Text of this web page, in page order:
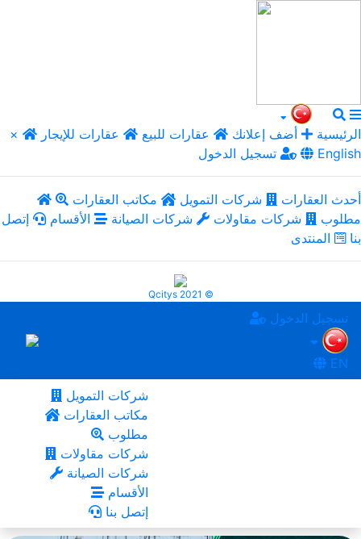
× الرئيسية أضف إعلانك عقارات للبيع
عقارات للإيجار
تسجيل الدخول
English
أحدث العقارات شركات التمويل
مكاتب العقارات
مطلوب
شركات مقاولات شركات الصيانة الأقسام
إتصل
بنا
المنتدى
Qcitys 2021 ©
تسجيل الدخول
EN
شركات التمويل
مكاتب العقارات
مطلوب
شركات مقاولات
شركات الصيانة
الأقسام
إتصل بنا